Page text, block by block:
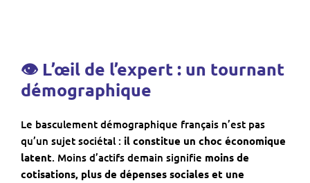
👁 L’œil de l’expert : un tournant
démographique
Le basculement démographique français n’est pas
qu’un sujet sociétal : il constitue un choc économique
latent. Moins d’actifs demain signifie moins de
cotisations, plus de dépenses sociales et une